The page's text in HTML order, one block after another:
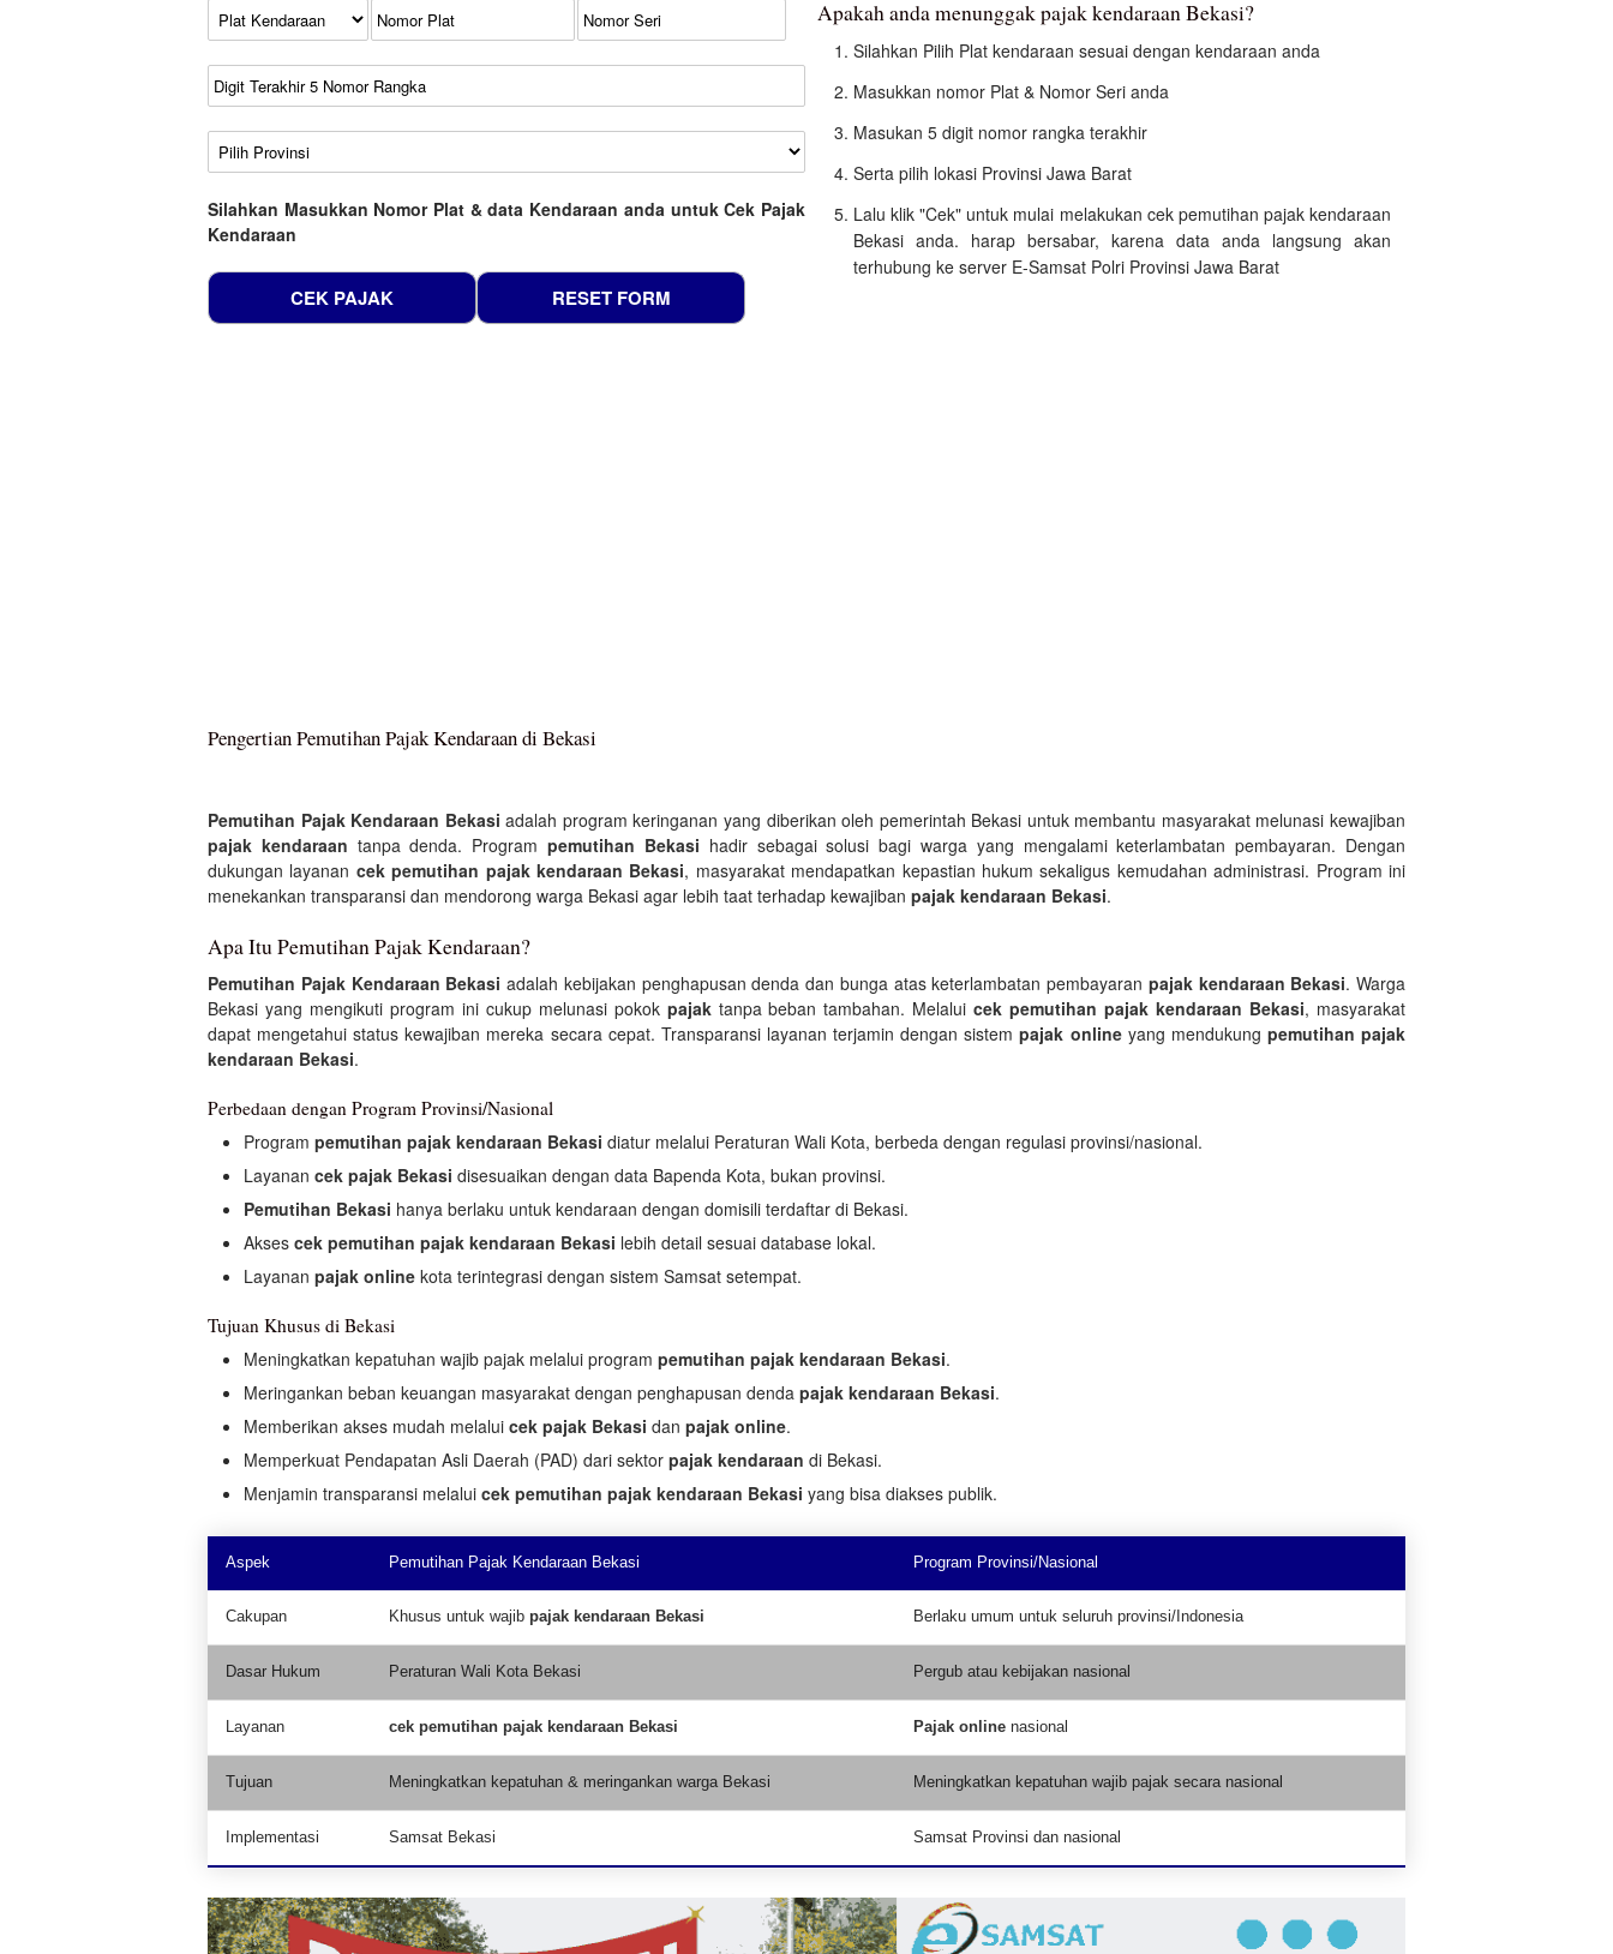
Kode Plat Kendaraan
No Plat
No Seri
No Rangka
Wilayah
Silahkan Masukkan Nomor Plat & data Kendaraan anda untuk Cek Pajak
Kendaraan
Apakah anda menunggak pajak kendaraan Bekasi?
Silahkan Pilih Plat kendaraan sesuai dengan kendaraan anda
Masukkan nomor Plat & Nomor Seri anda
Masukan 5 digit nomor rangka terakhir
Serta pilih lokasi Provinsi Jawa Barat
Lalu klik "Cek" untuk mulai melakukan cek pemutihan pajak kendaraan
Bekasi anda. harap bersabar, karena data anda langsung akan
terhubung ke server E-Samsat Polri Provinsi Jawa Barat
Pengertian Pemutihan Pajak Kendaraan di Bekasi
Pemutihan Pajak Kendaraan Bekasi adalah program keringanan yang diberikan oleh pemerintah Bekasi untuk membantu masyarakat melunasi kewajiban
pajak kendaraan tanpa denda. Programpemutihan Bekasi hadir sebagai solusi bagi warga yang mengalami keterlambatan pembayaran. Dengan
dukungan layanan cek pemutihan pajak kendaraan Bekasi, masyarakat mendapatkan kepastian hukum sekaligus kemudahan administrasi. Program ini
menekankan transparansi dan mendorong warga Bekasi agar lebih taat terhadap kewajiban pajak kendaraan Bekasi.
Apa Itu Pemutihan Pajak Kendaraan?
Pemutihan Pajak Kendaraan Bekasi adalah kebijakan penghapusan denda dan bunga atas keterlambatan pembayaran pajak kendaraan Bekasi. Warga
Bekasi yang mengikuti program ini cukup melunasi pokok pajaktanpa beban tambahan. Melaluicek pemutihan pajak kendaraan Bekasi, masyarakat
dapat mengetahui status kewajiban mereka secara cepat. Transparansi layanan terjamin dengan sistempajak onlineyang mendukung pemutihan pajak
kendaraan Bekasi.
Perbedaan dengan Program Provinsi/Nasional
Program pemutihan pajak kendaraan Bekasi diatur melalui Peraturan Wali Kota, berbeda dengan regulasi provinsi/nasional.
Layanan cek pajak Bekasi disesuaikan dengan data Bapenda Kota, bukan provinsi.
Pemutihan Bekasi hanya berlaku untuk kendaraan dengan domisili terdaftar di Bekasi.
Akses cek pemutihan pajak kendaraan Bekasi lebih detail sesuai database lokal.
Layanan pajak online kota terintegrasi dengan sistem Samsat setempat.
Tujuan Khusus di Bekasi
Meningkatkan kepatuhan wajib pajak melalui program pemutihan pajak kendaraan Bekasi.
Meringankan beban keuangan masyarakat dengan penghapusan denda pajak kendaraan Bekasi.
Memberikan akses mudah melalui cek pajak Bekasi dan pajak online.
Memperkuat Pendapatan Asli Daerah (PAD) dari sektor pajak kendaraan di Bekasi.
Menjamin transparansi melalui cek pemutihan pajak kendaraan Bekasi yang bisa diakses publik.
Aspek Pemutihan Pajak Kendaraan Bekasi Program Provinsi/Nasional
Cakupan Khusus untuk wajib pajak kendaraan Bekasi Berlaku umum untuk seluruh provinsi/Indonesia
Dasar Hukum Peraturan Wali Kota Bekasi Pergub atau kebijakan nasional
Layanan cek pemutihan pajak kendaraan Bekasi Pajak online nasional
Tujuan Meningkatkan kepatuhan & meringankan warga Bekasi Meningkatkan kepatuhan wajib pajak secara nasional
Implementasi Samsat Bekasi Samsat Provinsi dan nasional